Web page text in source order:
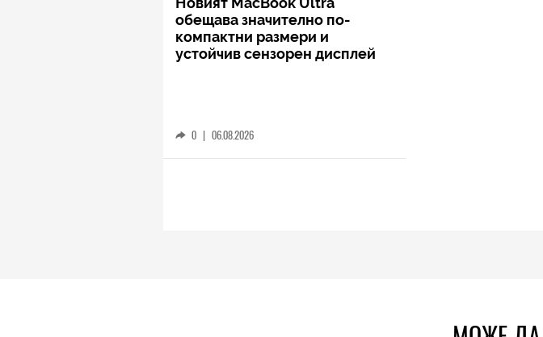
обещава значително по-
компактни размери и
устойчив сензорен дисплей
0 | 06.08.2026